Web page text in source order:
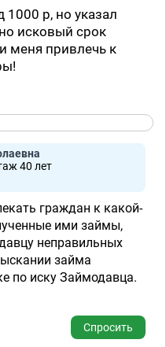
р, но указал
исковый срок
меня привлечь к
40 лет
граждан к какой-
ими займы,
неправильных
займа
по иску Займодавца.
Спросить